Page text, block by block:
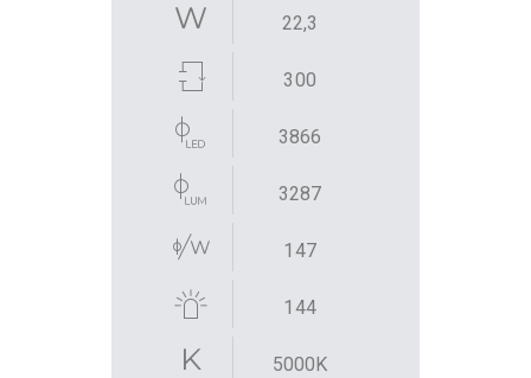
22,3
300
3866
3287
147
144
5000K